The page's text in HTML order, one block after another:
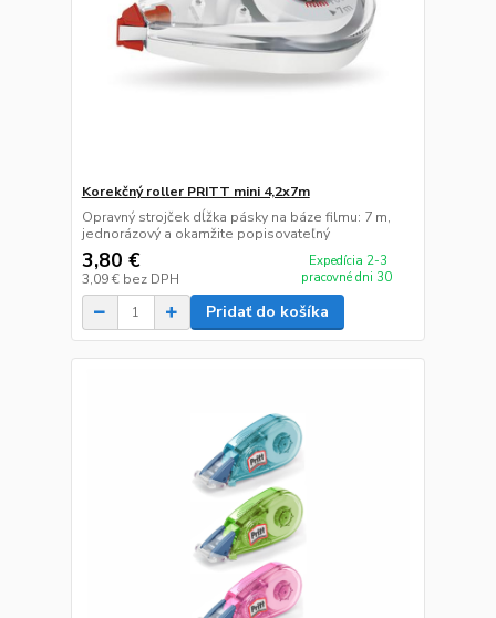
Korekčný roller PRITT mini 4,2x7m
Opravný strojček dĺžka pásky na báze filmu: 7 m,
jednorázový a okamžite popisovateľný
3,80 €
3,09 € bez DPH
Expedícia 2-3
pracovné dni 30
Pridať do košíka